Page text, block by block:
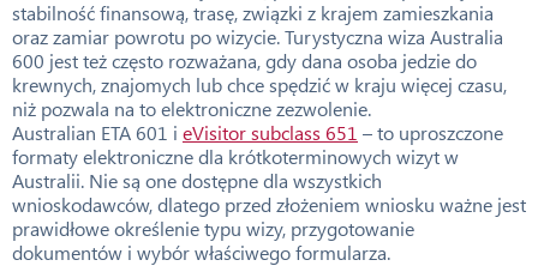
stabilność finansową, trasę, związki z krajem zamieszkania
oraz zamiar powrotu po wizycie. Turystyczna wiza Australia
600 jest też często rozważana, gdy dana osoba jedzie do
krewnych, znajomych lub chce spędzić w kraju więcej czasu,
niż pozwala na to elektroniczne zezwolenie.
Australian ETA 601 i eVisitor subclass 651 – to uproszczone
formaty elektroniczne dla krótkoterminowych wizyt w
Australii. Nie są one dostępne dla wszystkich
wnioskodawców, dlatego przed złożeniem wniosku ważne jest
prawidłowe określenie typu wizy, przygotowanie
dokumentów i wybór właściwego formularza.